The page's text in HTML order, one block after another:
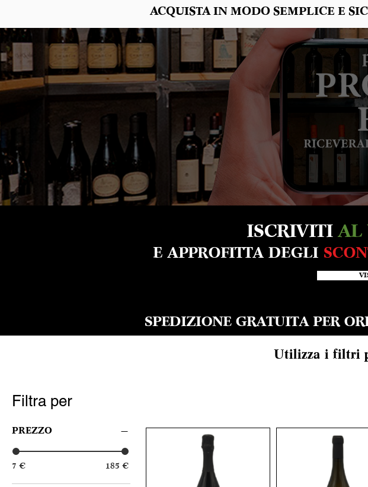
ACQUISTA IN MODO SEMPLICE E
ISCRIVITIAL
E APPROFITTA DEGLI
SPEDIZIONE GRATUITA PER
Utilizza i filtri
Filtra per
PREZZO
7 € 185 €